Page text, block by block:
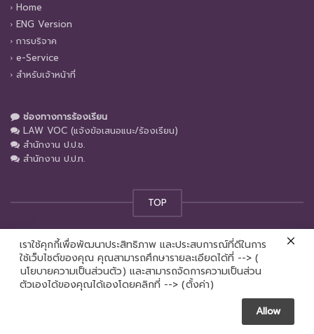
Home
ENG Version
การบริจาค
e-Service
สำหรับเจ้าหน้าที่
ช่องทางการร้องเรียน
LAW VOC (แจ้งข้อเสนอแนะ/ร้องเรียน)
สำนักงาน ป.ป.ช.
สำนักงาน ป.ป.ท.
TOP
© คณะนิติศาสตร์ มหาวิทยาลัยเชียงใหม่ 2024
เราใช้คุกกี้เพื่อพัฒนาประสิทธิภาพ และประสบการณ์ที่ดีในการ
ใช้เว็บไซต์ของคุณ คุณสามารถศึกษารายละเอียดได้ที่ --> (
นโยบายความเป็นส่วนตัว) และสามารถจัดการความเป็นส่วน
ตัวเองได้ของคุณได้เองโดยคลิกที่ --> (ตั้งค่า)
Allow
Contact us
Open chaty